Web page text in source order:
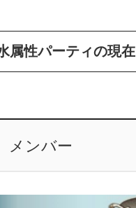
属性パーティの現在
メンバー